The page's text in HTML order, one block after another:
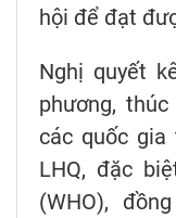
hội để đạt
Nghị quyết
phương,
các quốc
LHQ, đặc
(WHO),